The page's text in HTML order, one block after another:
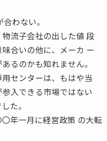
わない。
流子会社の出した値 段
合いの他に、メーカ ー
るのかも知れません。
センターは、もはや当
入できる市場ではない
た。
年一月に経営政策 の大転